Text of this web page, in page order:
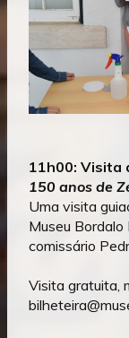
11h00: Visita
150 anos de
Uma visita
Museu
comissário
Visita gratuita,